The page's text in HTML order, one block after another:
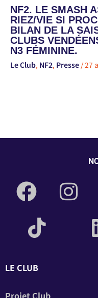
NF2. LE SMASH
RIEZ/VIE SI
BILAN DE LA
CLUBS
N3 FÉMININE.
Le Club, NF2, Presse /27
LE CLUB
Projet Club